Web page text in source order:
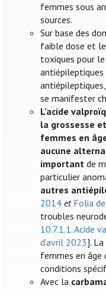
femmes sous
sources.
Sur base des
faible dose et
toxiques pour
antiépileptiques
se manifester
L’acide
la grossesse
femmes en
aucune
important de
particulier
autres
2014 et Folia
troubles
10.7.1.1. Acide
d'avril 2023].
femmes en âge
conditions
Avec la